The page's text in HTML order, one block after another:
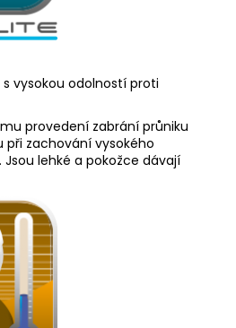
vysokou odolností proti
provedení zabrání průniku
při zachování vysokého
lehké a pokožce dávají